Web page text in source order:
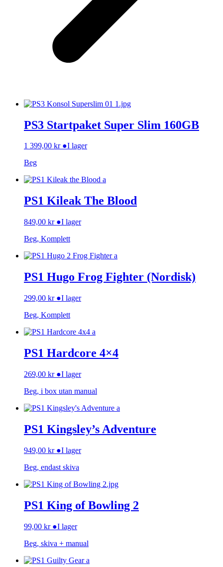
PS3 Startpaket Super Slim 160GB
1 399,00 kr ●I lager
Beg
PS1 Kileak The Blood
849,00 kr ●I lager
Beg, Komplett
PS1 Hugo Frog Fighter (Nordisk)
299,00 kr ●I lager
Beg, Komplett
PS1 Hardcore 4×4
269,00 kr ●I lager
Beg, i box utan manual
PS1 Kingsley’s Adventure
949,00 kr ●I lager
Beg, endast skiva
PS1 King of Bowling 2
99,00 kr ●I lager
Beg, skiva + manual